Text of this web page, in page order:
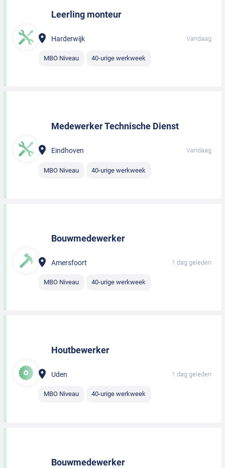
Leerling monteur
Harderwijk Vandaag
MBO Niveau 40-urige werkweek
Medewerker Technische Dienst
Eindhoven Vandaag
MBO Niveau 40-urige werkweek
Bouwmedewerker
Amersfoort 1 dag geleden
MBO Niveau 40-urige werkweek
Houtbewerker
Uden 1 dag geleden
MBO Niveau 40-urige werkweek
Bouwmedewerker